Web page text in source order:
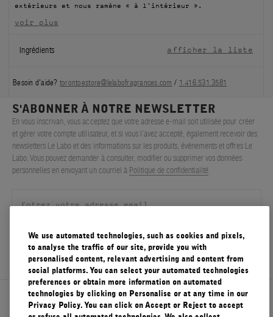
extérieurs et nous ramène « à l'intérieur ».
voir plus
Ingrédients afficher la liste
Besoin d'aide? torontoestore@lelabofragrances.com / 1.416.531.3581
À propos de Le Labo
S'ABONNER À NOTRE NEWSLETTER
En vous inscrivan, vous acceptez que votre adresse e-mail soit utilisée pour créer
et gérer votre compte utilisateur, et si vous l’avez accepté, également recevoir des
newsletters Le Labo et des informations sur les produits, événements et offres Le
Labo. Vous pouvez demander à consulter, modifier ou supprimer vos données
personnelles en envoyant un courriel à Politique de confidentialité
S'ENREGISTRER
We use automated technologies, such as cookies and pixels,
to analyse the traffic of our site, provide you with
personalised content, relevant advertising and content from
social platforms. You can select your automated technologies
preferences or obtain more information on automated
technologies by clicking on Personalise or at any time in our
Privacy Policy. You can click on Accept or Reject to accept